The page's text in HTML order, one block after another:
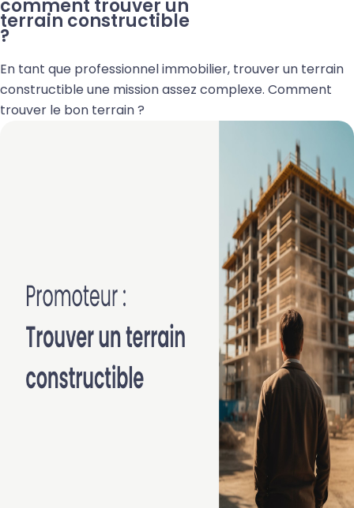
comment trouver un
terrain constructible
?
En tant que professionnel immobilier, trouver un terrain
constructible une mission assez complexe. Comment
trouver le bon terrain ?